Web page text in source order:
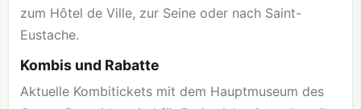
zum Hôtel de Ville, zur Seine oder nach Saint-
Eustache.
Kombis und Rabatte
Aktuelle Kombitickets mit dem Hauptmuseum des